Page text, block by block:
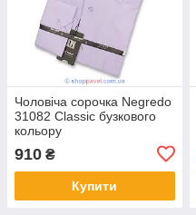
Чоловіча сорочка Negredo
31082 Сlassic бузкового
кольору
910 ₴
Купити